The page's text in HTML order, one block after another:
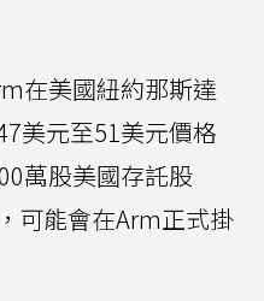
在美國紐約那斯達
美元至51美元價格
萬股美國存託股
可能會在Arm正式掛